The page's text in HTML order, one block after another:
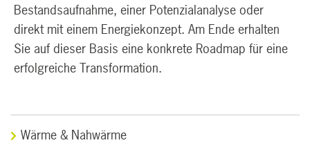
Bestandsaufnahme, einer Potenzialanalyse oder
direkt mit einem Energiekonzept. Am Ende erhalten
Sie auf dieser Basis eine konkrete Roadmap für eine
erfolgreiche Transformation.
Wärme & Nahwärme